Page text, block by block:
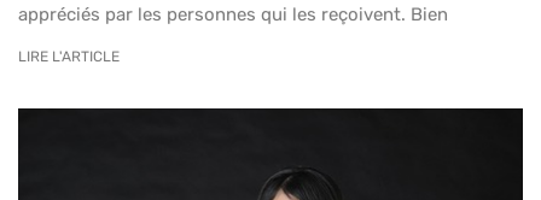
appréciés par les personnes qui les reçoivent. Bien
LIRE L'ARTICLE